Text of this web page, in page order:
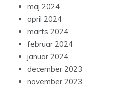
maj 2024
april 2024
marts 2024
februar 2024
januar 2024
december 2023
november 2023